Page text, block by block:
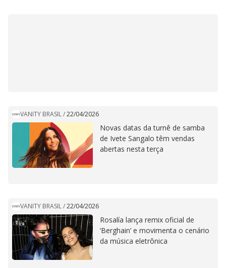
VANITY BRASIL/22/04/2026
Novas datas da turnê de samba
de Ivete Sangalo têm vendas
abertas nesta terça
VANITY BRASIL/22/04/2026
Rosalía lança remix oficial de
‘Berghain’ e movimenta o cenário
da música eletrônica